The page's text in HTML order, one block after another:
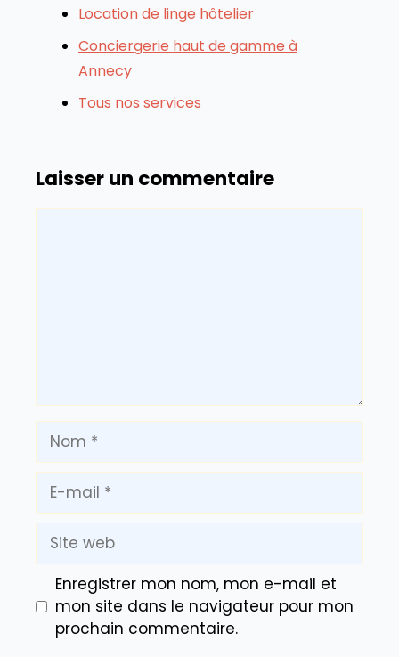
Location de linge hôtelier
Conciergerie haut de gamme à
Annecy
Tous nos services
Laisser un commentaire
Nom
mail
Site
web
Enregistrer mon nom, mon e-mail et
mon site dans le navigateur pour mon
prochain commentaire.